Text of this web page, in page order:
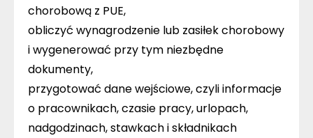
chorobową z PUE,
obliczyć wynagrodzenie lub zasiłek chorobowy
i wygenerować przy tym niezbędne
dokumenty,
przygotować dane wejściowe, czyli informacje
o pracownikach, czasie pracy, urlopach,
nadgodzinach, stawkach i składnikach